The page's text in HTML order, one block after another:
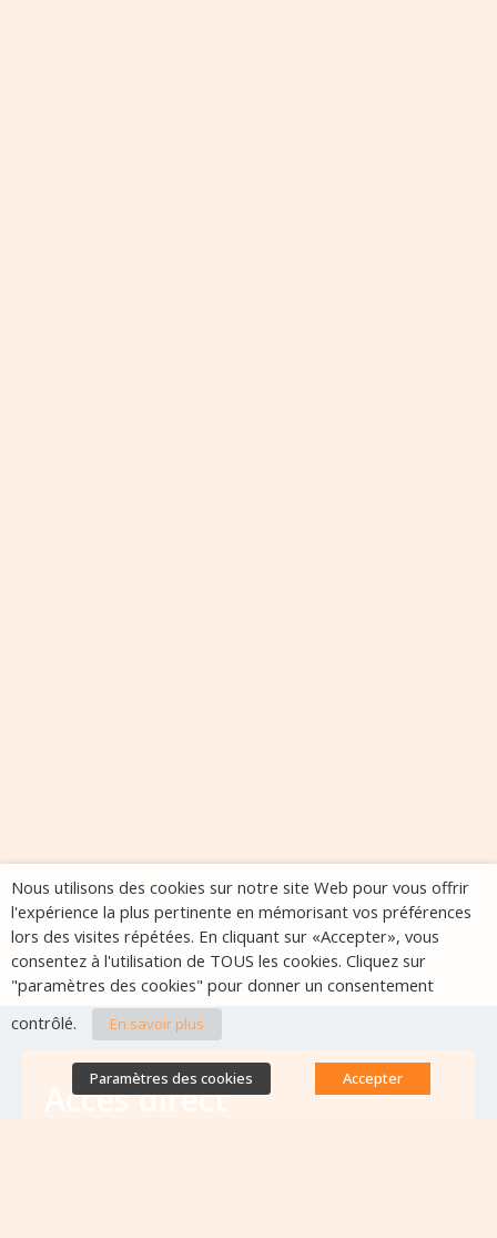
Accès direct
Nous utilisons des cookies sur notre site Web pour vous offrir
l'expérience la plus pertinente en mémorisant vos préférences
lors des visites répétées. En cliquant sur «Accepter», vous
consentez à l'utilisation de TOUS les cookies. Cliquez sur
"paramètres des cookies" pour donner un consentement
contrôlé.
En savoir plus
Paramètres des cookies Accepter